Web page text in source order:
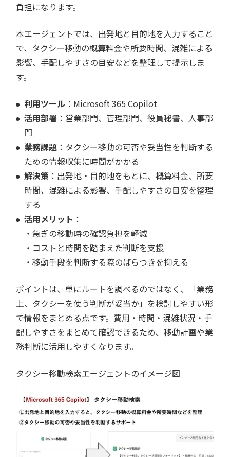
負担になります。
本エージェントでは、出発地と目的地を入力すること
で、タクシー移動の概算料金や所要時間、混雑による
影響、手配しやすさの目安などを整理して提示しま
す。
利用ツール ：Microsoft 365 Copilot
活用部署 ：営業部門、管理部門、役員秘書、人事部
門
業務課題 ：タクシー移動の可否や妥当性を判断する
ための情報収集に時間がかかる
解決策 ：出発地・目的地をもとに、概算料金、所要
時間、混雑による影響、手配しやすさの目安を整理
する
活用メリット ：
・急ぎの移動時の確認負担を軽減
・コストと時間を踏まえた判断を支援
・移動手段を判断する際のばらつきを抑える
ポイントは、単にルートを調べるのではなく、「業務
上、タクシーを使う判断が妥当か」を検討しやすい形
で情報をまとめる点です。費用・時間・混雑状況・手
配しやすさをまとめて確認できるため、移動計画や業
務判断に活用しやすくなります。
タクシー移動検索エージェントのイメージ図